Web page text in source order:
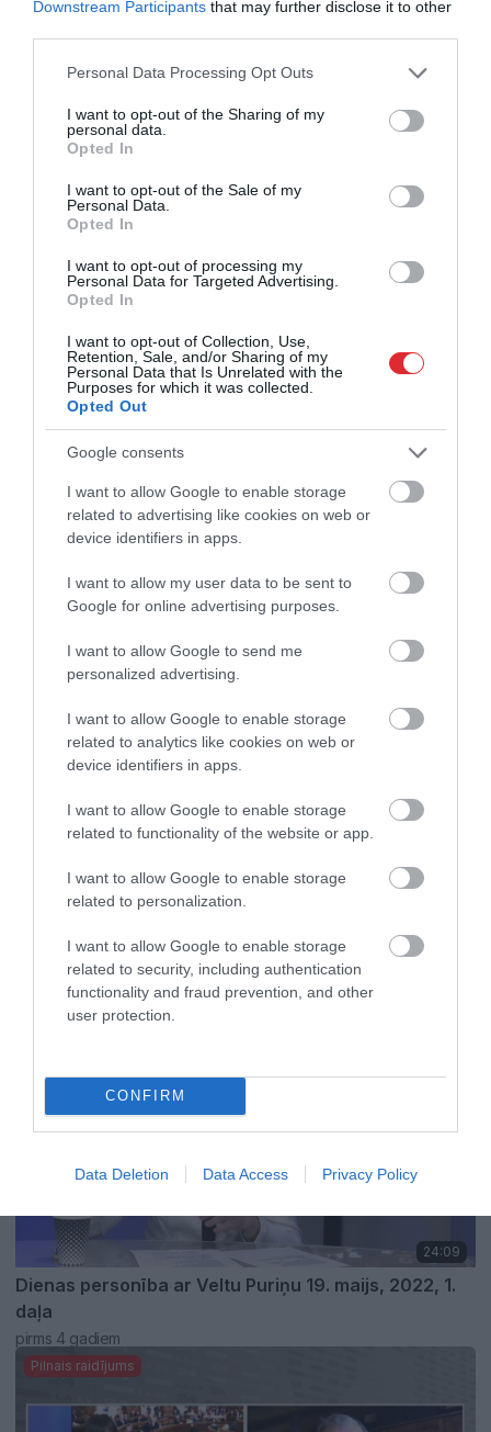
Downstream Participants that may further disclose it to other
Please note that this website/app uses one or more Google
not limited to your visit or usage behaviour. You may click to
grant or deny consent to Google and its third-party tags to
use your data for below specified purposes in below Google
consent section.
Personal Data Processing Opt Outs
I want to opt-out of the Sharing of my
personal data.
Opted In
I want to opt-out of the Sale of my
Personal Data.
Opted In
I want to opt-out of processing my
Personal Data for Targeted Advertising.
Opted In
I want to opt-out of Collection, Use,
Retention, Sale, and/or Sharing of my
Personal Data that Is Unrelated with the
Purposes for which it was collected.
Opted Out
Google consents
I want to allow Google to enable storage
related to advertising like cookies on web or
device identifiers in apps.
I want to allow my user data to be sent to
Google for online advertising purposes.
I want to allow Google to send me
personalized advertising.
I want to allow Google to enable storage
related to analytics like cookies on web or
device identifiers in apps.
I want to allow Google to enable storage
related to functionality of the website or app.
I want to allow Google to enable storage
related to personalization.
I want to allow Google to enable storage
related to security, including authentication
functionality and fraud prevention, and other
user protection.
CONFIRM
Data Deletion Data Access Privacy Policy
Dienas personība ar Veltu Puriņu 16. jūnijs, 2022, 1.
pirms 4 gadiem
Dienas personība ar Veltu Puriņu 2. jūnijs, 2022, 1.
Maijs, 2022
Dienas personība ar Veltu Puriņu 26. maijs, 2022, 1.
pirms 4 gadiem
Pilnais raidījums
24:09
Dienas personība ar Veltu Puriņu 19. maijs, 2022, 1.
daļa
pirms 4 gadiem
Pilnais raidījums